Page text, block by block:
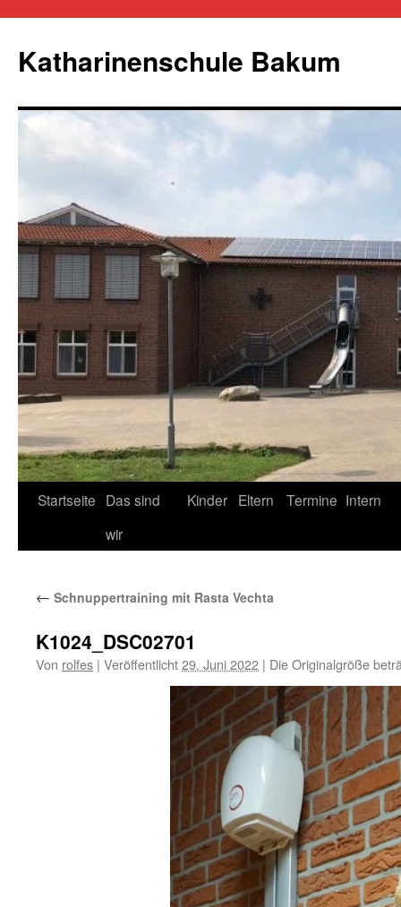
springen
Katharinenschule Bakum
Startseite Das sind
wir
Kinder Eltern Termine Intern
← Schnuppertraining mit Rasta Vechta
K1024_DSC02701
Von rolfes | Veröffentlicht29. Juni 2022 | Die Originalgröße